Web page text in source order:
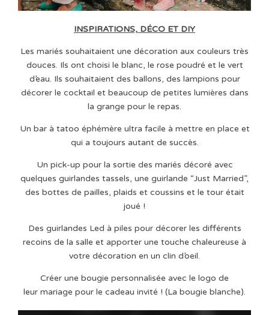
INSPIRATIONS, DÉCO ET DIY
Les mariés souhaitaient une décoration aux couleurs très
douces. Ils ont choisi le blanc, le rose poudré et le vert
d’eau. Ils souhaitaient des ballons, des lampions pour
décorer le cocktail et beaucoup de petites lumières dans
la grange pour le repas.
Un bar à tatoo éphémère ultra facile à mettre en place et
qui a toujours autant de succès.
Un pick-up pour la sortie des mariés décoré avec
quelques guirlandes tassels, une guirlande “Just Married”,
des bottes de pailles, plaids et coussins et le tour était
joué !
Des guirlandes Led à piles pour décorer les différents
recoins de la salle et apporter une touche chaleureuse à
votre décoration en un clin d’oeil.
Créer une bougie personnalisée avec le logo de
leur mariage pour le cadeau invité ! (La bougie blanche).